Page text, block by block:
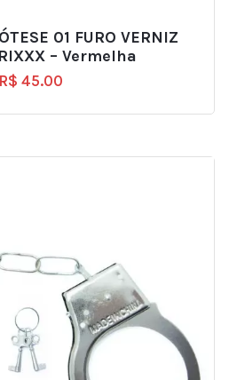
01 FURO VERNIZ
– Vermelha
R$ 45.00